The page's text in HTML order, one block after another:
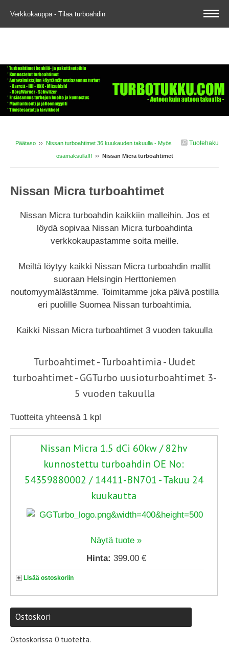
Verkkokauppa - Tilaa turboahdin
Tuotehaku
Päätaso ›› Nissan turboahtimet 36 kuukauden takuulla - Myös
osamaksulla!!! ›› Nissan Micra turboahtimet
Nissan Micra turboahtimet
Nissan Micra turboahdin kaikkiin malleihin. Jos et
löydä sopivaa Nissan Micra turboahdinta
verkkokaupastamme soita meille.
Meiltä löytyy kaikki Nissan Micra turboahdin mallit
suoraan Helsingin Herttoniemen
noutomyymälästämme. Toimitamme joka päivä postilla
eri puolille Suomea Nissan turboahtimia.
Kaikki Nissan Micra turboahtimet 3 vuoden takuulla
Turboahtimet - Turboahtimia - Uudet
turboahtimet - GGTurbo uusioturboahtimet 3-
5 vuoden takuulla
Tuotteita yhteensä 1 kpl
Nissan Micra 1.5 dCi 60kw / 82hv
kunnostettu turboahdin OE No:
54359880002 / 14411-BN701 - Takuu 24
kuukautta
Näytä tuote »
Hinta: 399.00 €
Lisää ostoskoriin
Ostoskori
Ostoskorissa 0 tuotetta.